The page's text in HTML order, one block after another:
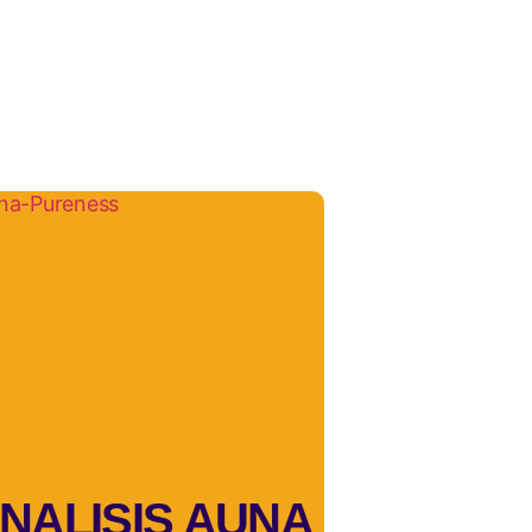
AUNA